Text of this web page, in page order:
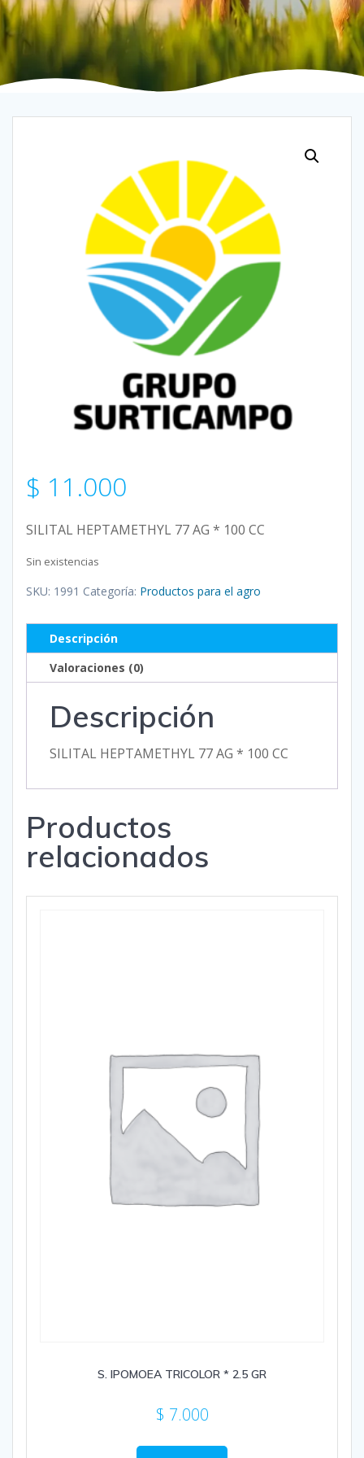
$ 11.000
SILITAL HEPTAMETHYL 77 AG * 100 CC
Sin existencias
SKU: 1991 Categoría: Productos para el agro
Descripción
Valoraciones (0)
Descripción
SILITAL HEPTAMETHYL 77 AG * 100 CC
Productos
relacionados
S. IPOMOEA TRICOLOR * 2.5 GR
$ 7.000